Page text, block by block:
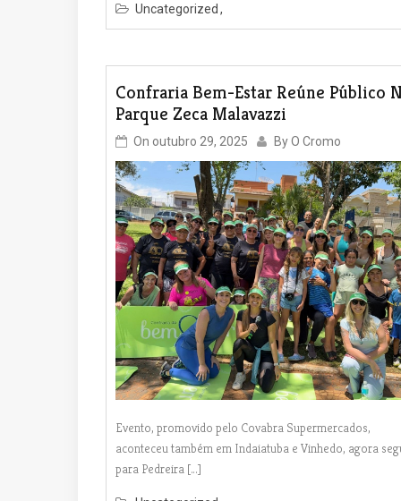
Uncategorized
Confraria Bem-Estar Reúne Público
Parque Zeca Malavazzi
On outubro 29, 2025 ByO Cromo
Evento, promovido pelo Covabra Supermercados,
aconteceu também em Indaiatuba e Vinhedo, agora
para Pedreira […]